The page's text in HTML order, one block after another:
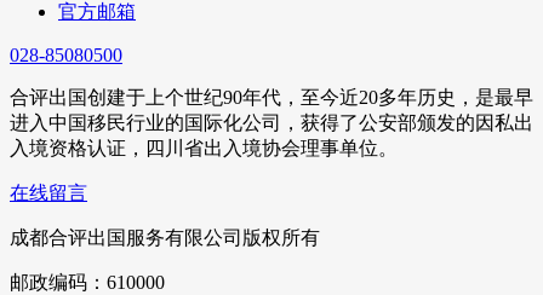
官方邮箱
028-85080500
合评出国创建于上个世纪90年代，至今近20多年历史，是最早
进入中国移民行业的国际化公司，获得了公安部颁发的因私出
入境资格认证，四川省出入境协会理事单位。
在线留言
成都合评出国服务有限公司版权所有
邮政编码：610000